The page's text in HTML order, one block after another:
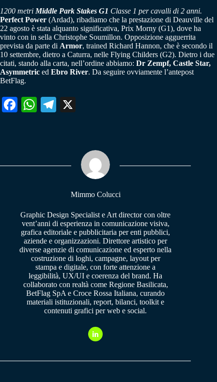
1200 metri Middle Park Stakes G1 Classe 1 per cavalli di 2 anni.
Perfect Power (Ardad), ribadiamo che la prestazione di Deauville del
22 agosto è stata alquanto significativa, Prix Morny (G1), dove ha
vinto con in sella Christophe Soumillon. Opposizione agguerrita
prevista da parte di Armor, trained Richard Hannon, che è secondo il
10 settembre, dietro a Caturra, nelle Flying Childers (G2). Dietro i due
citati, stando alla carta, nell’ordine abbiamo: Dr Zempf, Castle Star,
Asymmetric ed Ebro River. Da seguire ovviamente l’antepost
BetFlag.
Fa W
pp
Te
m
Mimmo Colucci
Graphic Design Specialist e Art director con oltre
vent’anni di esperienza in comunicazione visiva,
grafica editoriale e pubblicitaria per enti pubblici,
aziende e organizzazioni. Direttore artistico per
diverse agenzie di comunicazione ed esperto nella
costruzione di loghi, campagne, layout per
stampa e digitale, con forte attenzione a
leggibilità, UX/UI e coerenza del brand. Ha
collaborato con realtà come Regione Basilicata,
BetFlag SpA e Croce Rossa Italiana, curando
materiali istituzionali, report, bilanci, toolkit e
contenuti grafici per web e social.